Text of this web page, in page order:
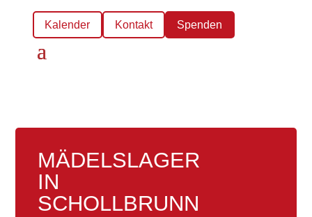
Kalender Kontakt Spenden
MÄDELSLAGER
IN
SCHOLLBRUNN